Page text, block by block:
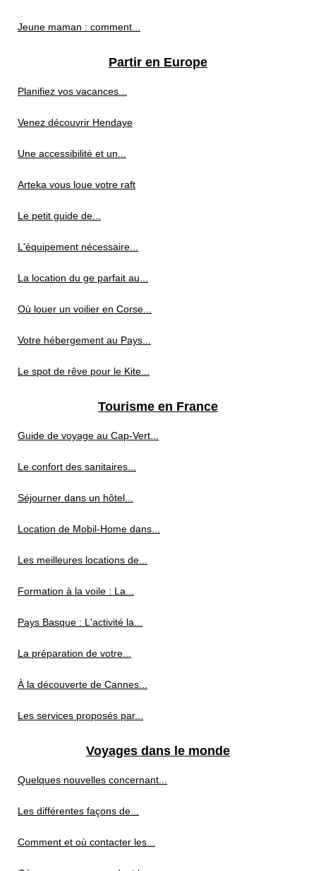
Jeune maman : comment...
Partir en Europe
Planifiez vos vacances...
Venez découvrir Hendaye
Une accessibilité et un...
Arteka vous loue votre raft
Le petit guide de...
L'équipement nécessaire...
La location du ge parfait au...
Où louer un voilier en Corse...
Votre hébergement au Pays...
Le spot de rêve pour le Kite...
Tourisme en France
Guide de voyage au Cap‑Vert...
Le confort des sanitaires...
Séjourner dans un hôtel...
Location de Mobil-Home dans...
Les meilleures locations de...
Formation à la voile : La...
Pays Basque : L'activité la...
La préparation de votre...
À la découverte de Cannes...
Les services proposés par...
Voyages dans le monde
Quelques nouvelles concernant...
Les différentes façons de...
Comment et où contacter les...